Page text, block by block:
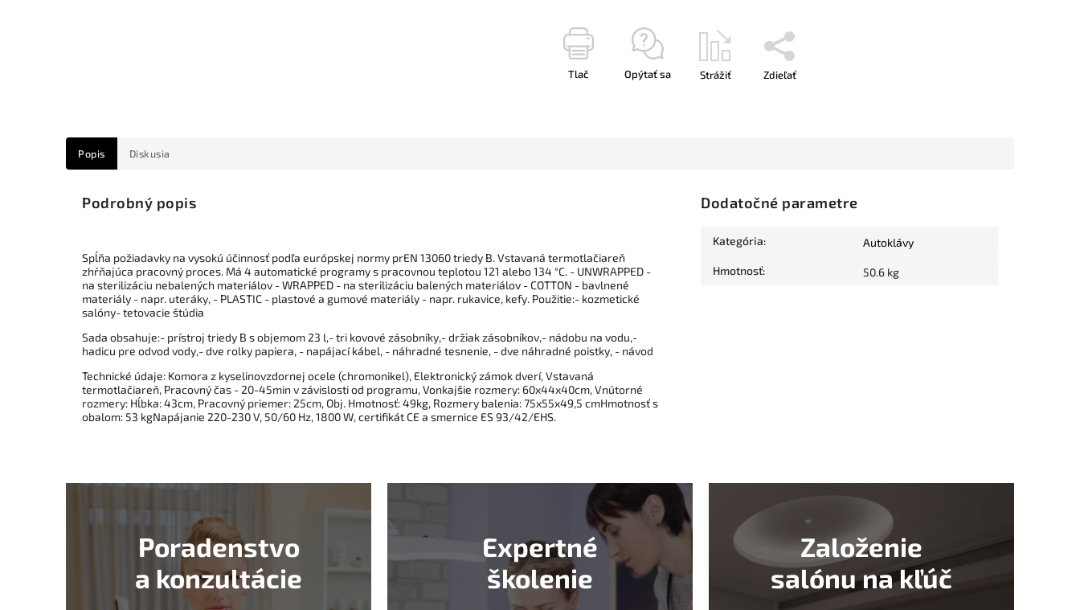
Tlač Opýtať sa Strážiť Zdieľať
Popis Diskusia
Podrobný popis
Spĺňa požiadavky na vysokú účinnosť podľa európskej normy prEN 13060 triedy B. Vstavaná termotlačiareň
zhŕňajúca pracovný proces. Má 4 automatické programy s pracovnou teplotou 121 alebo 134 °C. - UNWRAPPED -
na sterilizáciu nebalených materiálov - WRAPPED - na sterilizáciu balených materiálov - COTTON - bavlnené
materiály - napr. uteráky, - PLASTIC - plastové a gumové materiály - napr. rukavice, kefy. Použitie:- kozmetické
salóny- tetovacie štúdia
Sada obsahuje:- prístroj triedy B s objemom 23 l,- tri kovové zásobníky,- držiak zásobníkov,- nádobu na vodu,-
hadicu pre odvod vody,- dve rolky papiera, - napájací kábel, - náhradné tesnenie, - dve náhradné poistky, - návod
Technické údaje: Komora z kyselinovzdornej ocele (chromonikel), Elektronický zámok dverí, Vstavaná
termotlačiareň, Pracovný čas - 20-45min v závislosti od programu, Vonkajšie rozmery: 60x44x40cm, Vnútorné
rozmery: Hĺbka: 43cm, Pracovný priemer: 25cm, Obj. Hmotnosť: 49kg, Rozmery balenia: 75x55x49,5 cmHmotnosť s
obalom: 53 kgNapájanie 220-230 V, 50/60 Hz, 1800 W, certifikát CE a smernice ES 93/42/EHS.
Dodatočné parametre
Kategória: Autoklávy
Hmotnosť: 50.6 kg
Poradenstvo
a konzultácie
Expertné
školenie
Založenie
salónu na kľúč